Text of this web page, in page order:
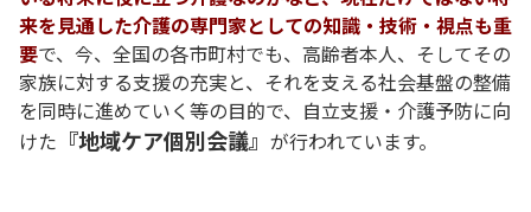
来を見通した介護の専門家としての知識・技術・視点も重
要で、今、 全国の各市町村でも、高齢者本人、そしてその
家族に対する支援の充実と、それを支える社会基盤の整備
を同時に進めていく等の目的で、自立支援・介護予防に向
けた 『地域ケア個別会議』 が行われています。